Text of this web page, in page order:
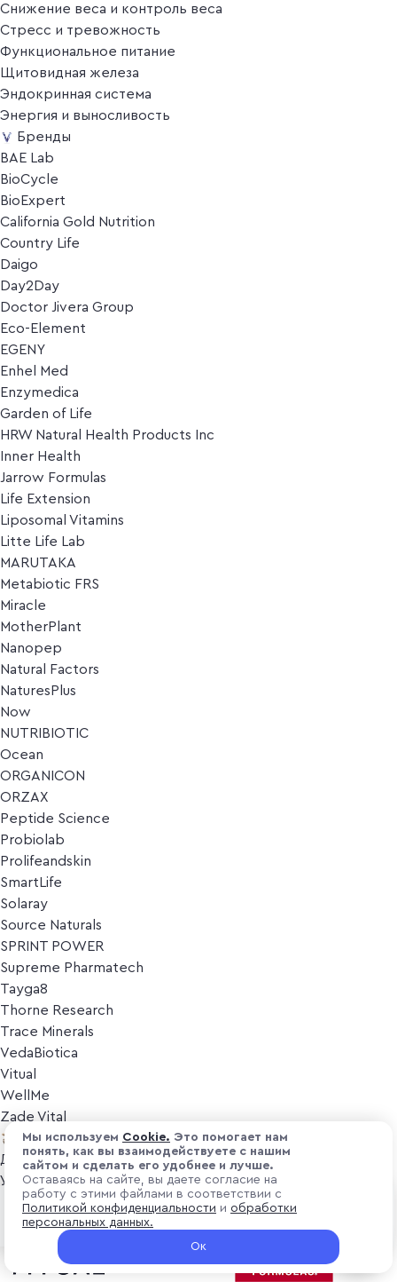
Снижение веса и контроль веса
Стресс и тревожность
Функциональное питание
Щитовидная железа
Эндокринная система
Энергия и выносливость
Бренды
BAE Lab
BioCycle
BioExpert
California Gold Nutrition
Country Life
Daigo
Day2Day
Doctor Jivera Group
Eco-Element
EGENY
Enhel Med
Enzymedica
Garden of Life
HRW Natural Health Products Inc
Inner Health
Jarrow Formulas
Life Extension
Liposomal Vitamins
Litte Life Lab
MARUTAKA
Metabiotic FRS
Miracle
MotherPlant
Nanopep
Natural Factors
NaturesPlus
Now
NUTRIBIOTIC
Ocean
ORGANICON
ORZAX
Peptide Science
Probiolab
Prolifeandskin
SmartLife
Solaray
Source Naturals
SPRINT POWER
Supreme Pharmatech
Tayga8
Thorne Research
Trace Minerals
VedaBiotica
Vitual
WellMe
Zade Vital
Косметика
Дезодоранты
Уход за лицом
Уход за телом
Популярные бренды
₽ 1 400
+ 42 ₽ витуальками
В корзину
Мы используем Cоokіе. Это помогает нам
понять, как вы взаимодействуете с нашим
сайтом и сделать его удобнее и лучше.
Оставаясь на сайте, вы даете согласие на
работу с этими файлами в соответствии с
Политикой конфиденциальности и обработки
персональных данных.
Ок